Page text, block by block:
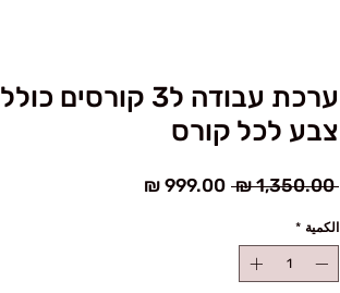
ערכת עבודה ל3 קורסים כולל
צבע לכל קורס
‏1,350.00 ₪
سعر
الكمية *